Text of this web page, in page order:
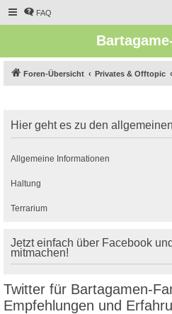
FAQ
Foren-Übersicht Privates & Offtopic
Hier geht es zu den
Allgemeine Informationen
Haltung
Terrarium
Jetzt einfach über Facebook
mitmachen!
Twitter für Bartagamen-
Empfehlungen und